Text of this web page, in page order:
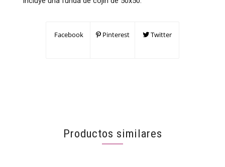
Facebook Pinterest Twitter
Productos similares